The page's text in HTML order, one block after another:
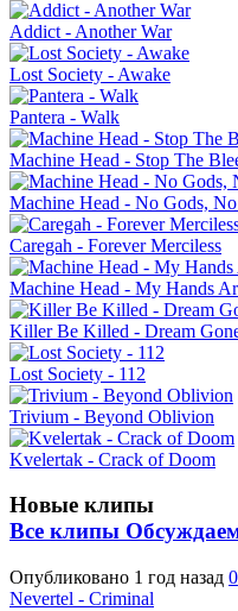
Addict - Another War
Lost Society - Awake
Pantera - Walk
Machine Head - Stop The
Machine Head - No Gods,
Caregah - Forever Merciless
Machine Head - My Hands
Killer Be Killed - Dream
Lost Society - 112
Trivium - Beyond Oblivion
Kvelertak - Crack of Doom
Новые клипы
Все клипы
Опубликовано 1 год назад 0
Nevertel - Criminal